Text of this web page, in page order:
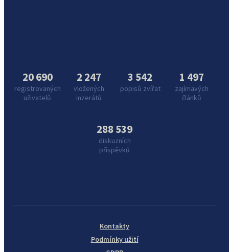
20 690
registrovaných
uživatelů
2 247
vložených
inzerátů
3 542
popisů zvířat
1 497
zajímavých
článků
288 539
diskuzních
příspěvků
Kontakty
Podmínky užití